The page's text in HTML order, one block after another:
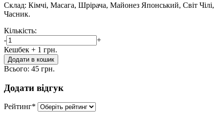
Склад: Кімчі, Масага, Шрірача, Майонез Японський, Світ Чілі,
Часник.
Кількість:
-
+
Кешбек + 1 грн.
Додати в кошик
Всього: 45 грн.
Додати відгук
Рейтинг*